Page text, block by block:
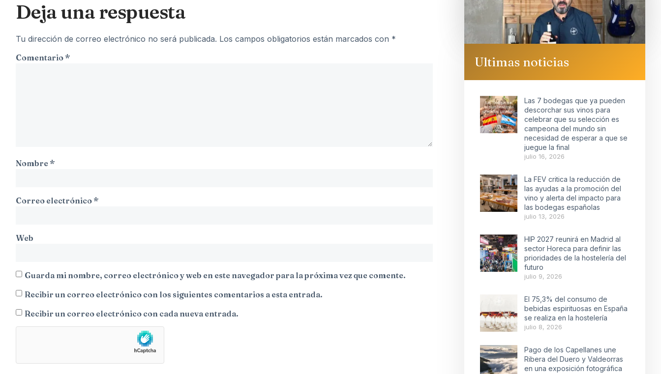
Deja una respuesta
Tu dirección de correo electrónico no será publicada. Los campos obligatorios están marcados con *
Comentario *
Nombre *
Correo electrónico *
Web
Guarda mi nombre, correo electrónico y web en este navegador para la próxima vez que comente.
Recibir un correo electrónico con los siguientes comentarios a esta entrada.
Recibir un correo electrónico con cada nueva entrada.
Ultimas noticias
Las 7 bodegas que ya pueden
descorchar sus vinos para
celebrar que su selección es
campeona del mundo sin
necesidad de esperar a que se
juegue la final
julio 16, 2026
La FEV critica la reducción de
las ayudas a la promoción del
vino y alerta del impacto para
las bodegas españolas
julio 13, 2026
HIP 2027 reunirá en Madrid al
sector Horeca para definir las
prioridades de la hostelería del
futuro
julio 9, 2026
El 75,3% del consumo de
bebidas espirituosas en España
se realiza en la hostelería
julio 8, 2026
Pago de los Capellanes une
Ribera del Duero y Valdeorras
en una exposición fotográfica